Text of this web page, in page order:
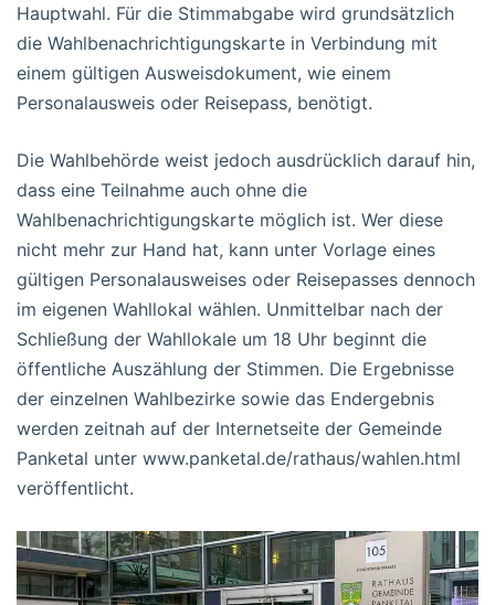
Hauptwahl. Für die Stimmabgabe wird grundsätzlich
die Wahlbenachrichtigungskarte in Verbindung mit
einem gültigen Ausweisdokument, wie einem
Personalausweis oder Reisepass, benötigt.
Die Wahlbehörde weist jedoch ausdrücklich darauf hin,
dass eine Teilnahme auch ohne die
Wahlbenachrichtigungskarte möglich ist. Wer diese
nicht mehr zur Hand hat, kann unter Vorlage eines
gültigen Personalausweises oder Reisepasses dennoch
im eigenen Wahllokal wählen. Unmittelbar nach der
Schließung der Wahllokale um 18 Uhr beginnt die
öffentliche Auszählung der Stimmen. Die Ergebnisse
der einzelnen Wahlbezirke sowie das Endergebnis
werden zeitnah auf der Internetseite der Gemeinde
Panketal unter www.panketal.de/rathaus/wahlen.html
veröffentlicht.